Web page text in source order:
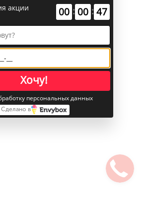
акции 00 : 00 : 47
Хочу!
персональных данных
Сделано в